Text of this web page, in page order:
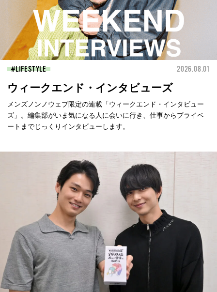
LIFESTYLE 2026.08.01
ウィークエンド・インタビューズ
メンズノンノウェブ限定の連載「ウィークエンド・インタビュー
ズ」。編集部がいま気になる人に会いに行き、仕事からプライベ
ートまでじっくりインタビューします。